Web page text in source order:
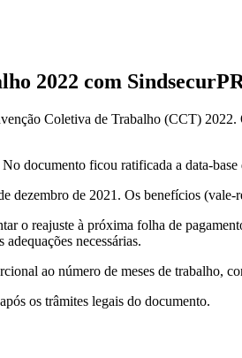
2022 com
Coletiva de Trabalho (CCT)
documento ficou ratificada a data-base
de 2021. Os benefícios
o reajuste à próxima folha de
necessárias.
ao número de meses de trabalho,
os trâmites legais do documento.